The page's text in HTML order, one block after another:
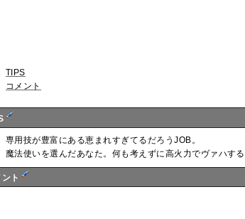
TIPS
コメント
専用技が豊富にある恵まれすぎてるだろうJOB。
魔法使いを選んだあなた。何も考えずに高火力でヴァハす
ント